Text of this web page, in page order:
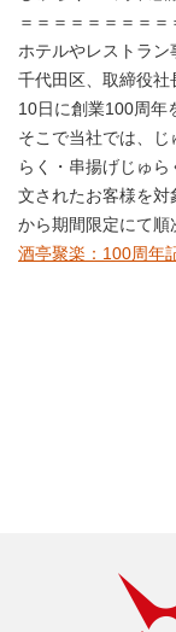
＝＝＝＝＝＝＝＝
ホテルやレストラ
千代田区、取締役社
10日に創業100周年
そこで当社では、
らく・串揚げじゅ
文されたお客様を対
から期間限定にて順
酒亭聚楽：100周年